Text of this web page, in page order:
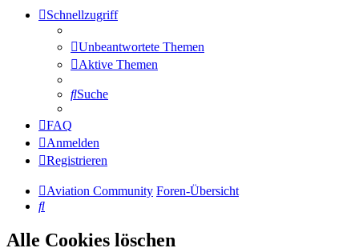
Schnellzugriff
Unbeantwortete Themen
Aktive Themen
Suche
FAQ
Anmelden
Registrieren
Aviation Community Foren-Übersicht
Suche
Alle Cookies löschen